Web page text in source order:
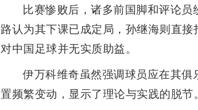
比赛惨败后，诸多前国脚和评论
路认为其下课已成定局，孙继海则直
对中国足球并无实质助益。
伊万科维奇虽然强调球员应在其
置频繁变动，显示了理论与实践的脱节。